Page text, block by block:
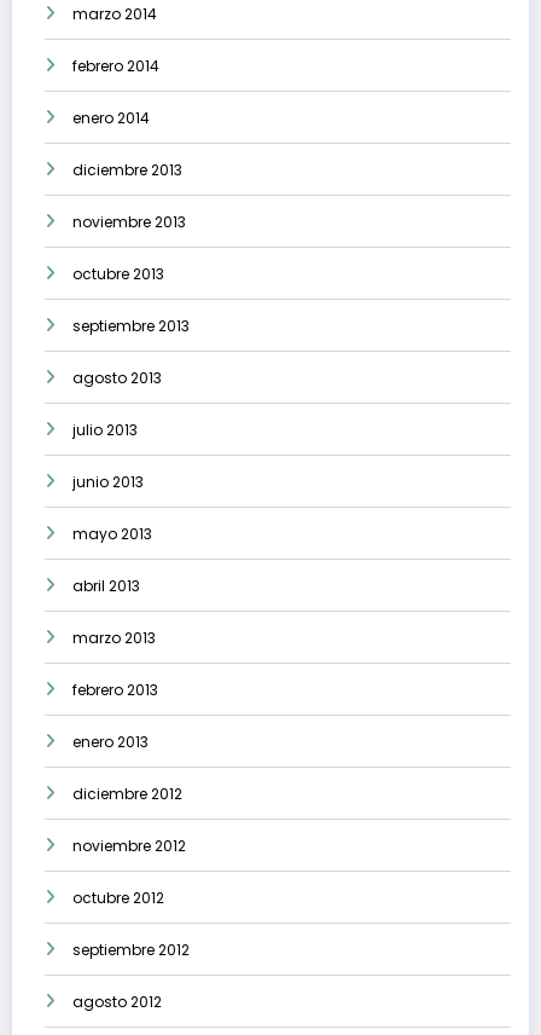
marzo 2014
febrero 2014
enero 2014
diciembre 2013
noviembre 2013
octubre 2013
septiembre 2013
agosto 2013
julio 2013
junio 2013
mayo 2013
abril 2013
marzo 2013
febrero 2013
enero 2013
diciembre 2012
noviembre 2012
octubre 2012
septiembre 2012
agosto 2012